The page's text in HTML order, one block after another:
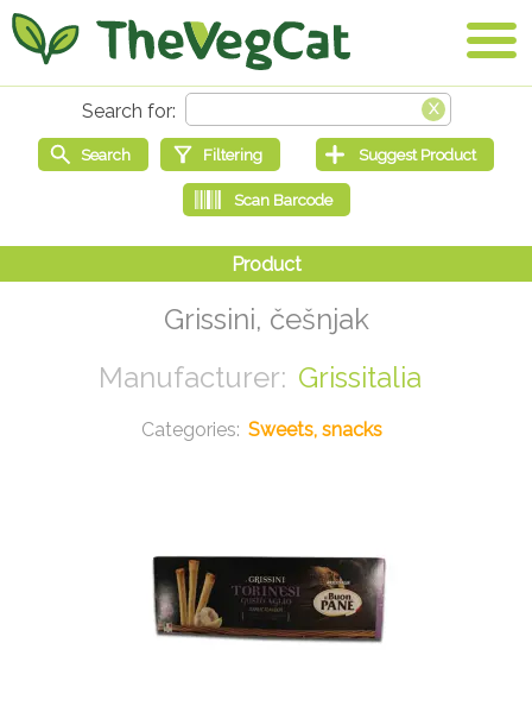
Grissini, češnjak
Grissitalia
Sweets, snacks